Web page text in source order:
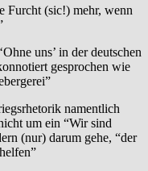
Furcht (sic!) mehr, wenn
uns’ in der deutschen
gesprochen wie
namentlich
um ein “Wir sind
(nur) darum gehe, “der